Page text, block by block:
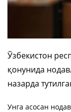
Ўзбекистон
қонунида
назарда
Унга асосан